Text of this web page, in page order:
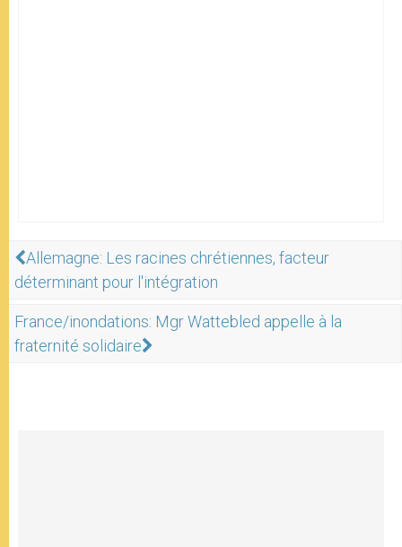
Allemagne: Les racines chrétiennes, facteur
déterminant pour l'intégration
France/inondations: Mgr Wattebled appelle à la
fraternité solidaire